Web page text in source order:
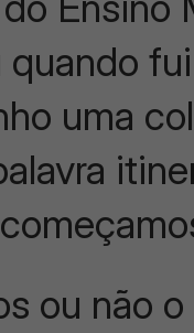
uma
ou não